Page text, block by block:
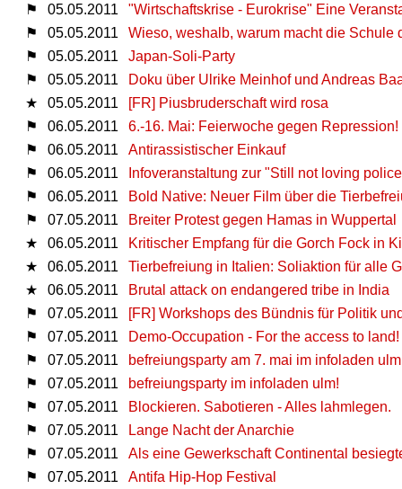
⚑
05.05.2011
"Wirtschaftskrise - Eurokrise" Eine
⚑
05.05.2011
Wieso, weshalb, warum macht die Schule
⚑
05.05.2011
Japan-Soli-Party
⚑
05.05.2011
Doku über Ulrike Meinhof und Andreas
★
05.05.2011
[FR] Piusbruderschaft wird rosa
⚑
06.05.2011
6.-16. Mai: Feierwoche gegen Repression!
⚑
06.05.2011
Antirassistischer Einkauf
⚑
06.05.2011
Infoveranstaltung zur "Still not loving
⚑
06.05.2011
Bold Native: Neuer Film über die
⚑
07.05.2011
Breiter Protest gegen Hamas in Wuppertal
★
06.05.2011
Kritischer Empfang für die Gorch Fock in
★
06.05.2011
Tierbefreiung in Italien: Soliaktion für alle
★
06.05.2011
Brutal attack on endangered tribe in India
⚑
07.05.2011
[FR] Workshops des Bündnis für Politik
⚑
07.05.2011
Demo-Occupation - For the access to
⚑
07.05.2011
befreiungsparty am 7. mai im infoladen
⚑
07.05.2011
befreiungsparty im infoladen ulm!
⚑
07.05.2011
Blockieren. Sabotieren - Alles lahmlegen.
⚑
07.05.2011
Lange Nacht der Anarchie
⚑
07.05.2011
Als eine Gewerkschaft Continental
⚑
07.05.2011
Antifa Hip-Hop Festival